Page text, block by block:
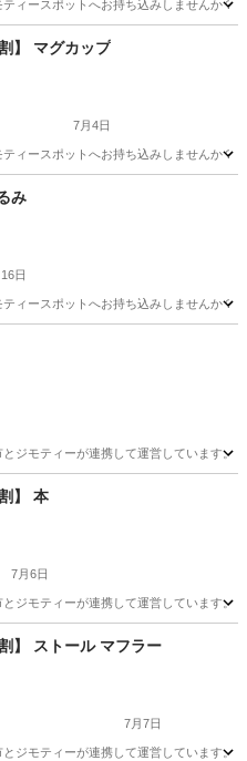
スポットへお持ち込みしませんか？
】 マグカップ
7月4日
スポットへお持ち込みしませんか？
み
日
スポットへお持ち込みしませんか？
とジモティーが連携して運営していま
ユース
】 本
7月6日
とジモティーが連携して運営していま
リユース
】 ストール マフラー
7月7日
とジモティーが連携して運営していま